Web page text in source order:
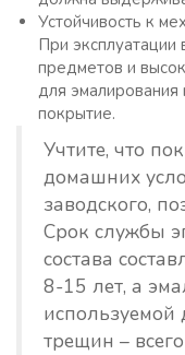
Устойчивость к
При
предметов и
для
покрытие.
Учтите, что
домашних
заводского,
Срок службы
состава
8-15 лет, а
используемой
трещин –